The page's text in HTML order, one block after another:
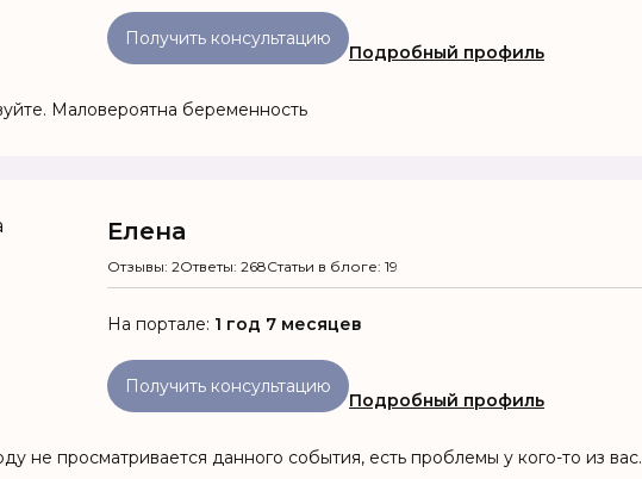
Получить консультацию
Подробный профиль
Маловероятна беременность
Елена
Отзывы: 2Ответы: 268Статьи в блоге: 19
На портале: 1 год 7 месяцев
Получить консультацию
Подробный профиль
не просматривается данного события, есть проблемы у кого-то из вас.